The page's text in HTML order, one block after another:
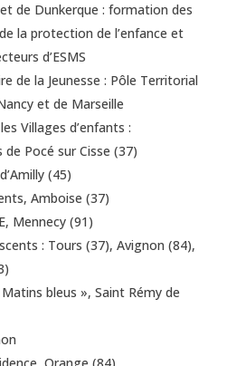
et de Dunkerque : formation des
la protection de l’enfance et
d’ESMS
de la Jeunesse : Pôle Territorial
et de Marseille
Villages d’enfants :
de Pocé sur Cisse (37)
(45)
Amboise (37)
Mennecy (91)
: Tours (37), Avignon (84),
bleus », Saint Rémy de